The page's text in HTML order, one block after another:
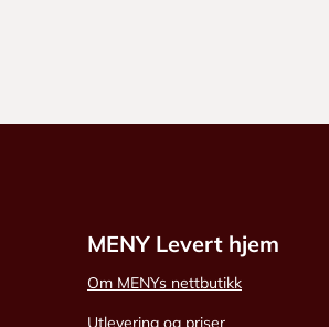
MENY Levert hjem
Om MENYs nettbutikk
Utlevering og priser